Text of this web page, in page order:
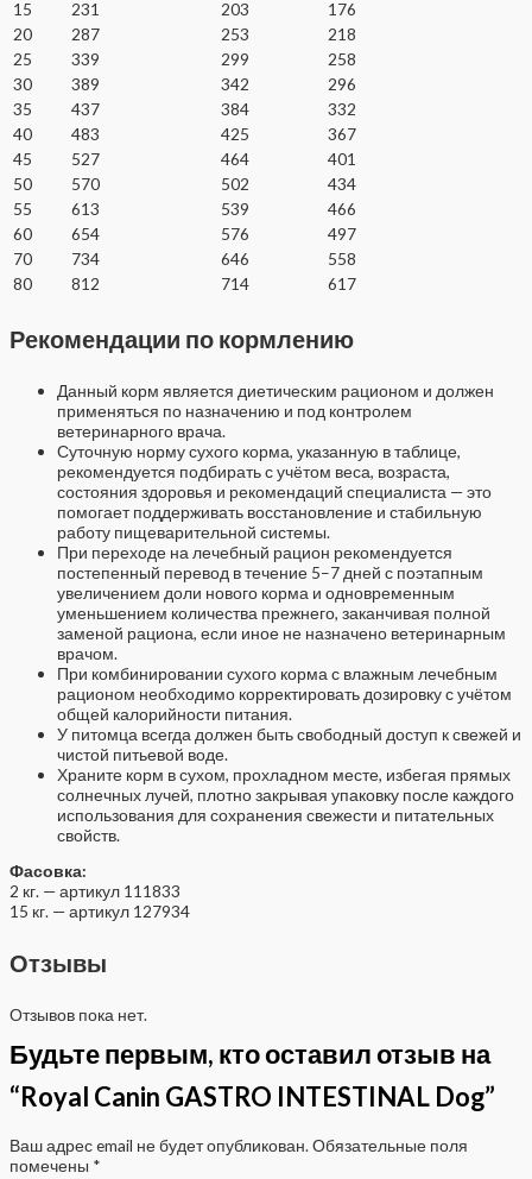
15 231 203
176
20
287 253
218
25
339 299
258
30
389 342
296
35
437 384
332
40
483 425
367
45
527 464
401
50
570 502
434
55
613 539
466
60
654 576
497
70
734 646
558
80
812 714 617
Рекомендации по кормлению
Данный корм является диетическим рационом и должен
применяться по назначению и под контролем
ветеринарного врача.
Суточную норму сухого корма, указанную в таблице,
рекомендуется подбирать с учётом веса, возраста,
состояния здоровья и рекомендаций специалиста — это
помогает поддерживать восстановление и стабильную
работу пищеварительной системы.
При переходе на лечебный рацион рекомендуется
постепенный перевод в течение 5–7 дней с поэтапным
увеличением доли нового корма и одновременным
уменьшением количества прежнего, заканчивая полной
заменой рациона, если иное не назначено ветеринарным
врачом.
При комбинировании сухого корма с влажным лечебным
рационом необходимо корректировать дозировку с учётом
общей калорийности питания.
У питомца всегда должен быть свободный доступ к свежей и
чистой питьевой воде.
Храните корм в сухом, прохладном месте, избегая прямых
солнечных лучей, плотно закрывая упаковку после каждого
использования для сохранения свежести и питательных
свойств.
Фасовка:
2 кг. — артикул 111833
15 кг. — артикул 127934
Отзывы
Отзывов пока нет.
Будьте первым, кто оставил отзыв на
“Royal Canin GASTRO INTESTINAL Dog”
Ваш адрес email не будет опубликован. Обязательные поля
помечены *